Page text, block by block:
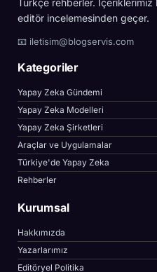
editör incelemesinden geçer.
📧 iletisim@blogservis.com
Kategoriler
Yapay Zeka Gündemi
Yapay Zeka Modelleri
Yapay Zeka Şirketleri
Araçlar ve Uygulamalar
Türkiye'de Yapay Zeka
Rehberler
Kurumsal
Hakkımızda
Yazarlarımız
Editöryel Politika